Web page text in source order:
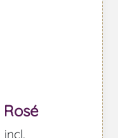
incl.